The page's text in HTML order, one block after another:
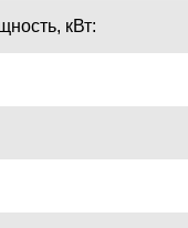
кВт: